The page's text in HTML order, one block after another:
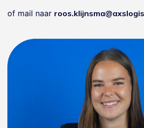
of mail naar